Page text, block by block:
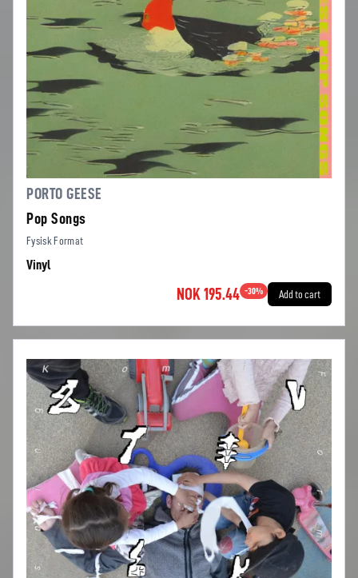
PORTO GEESE
Pop Songs
Fysisk Format
Vinyl
NOK 195.44 -30% Add to cart